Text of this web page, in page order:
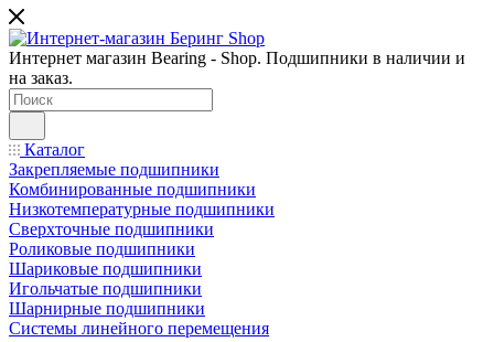
Интернет магазин Bearing - Shop. Подшипники в наличии и
на заказ.
Каталог
Закрепляемые подшипники
Комбинированные подшипники
Низкотемпературные подшипники
Сверхточные подшипники
Роликовые подшипники
Шариковые подшипники
Игольчатые подшипники
Шарнирные подшипники
Системы линейного перемещения